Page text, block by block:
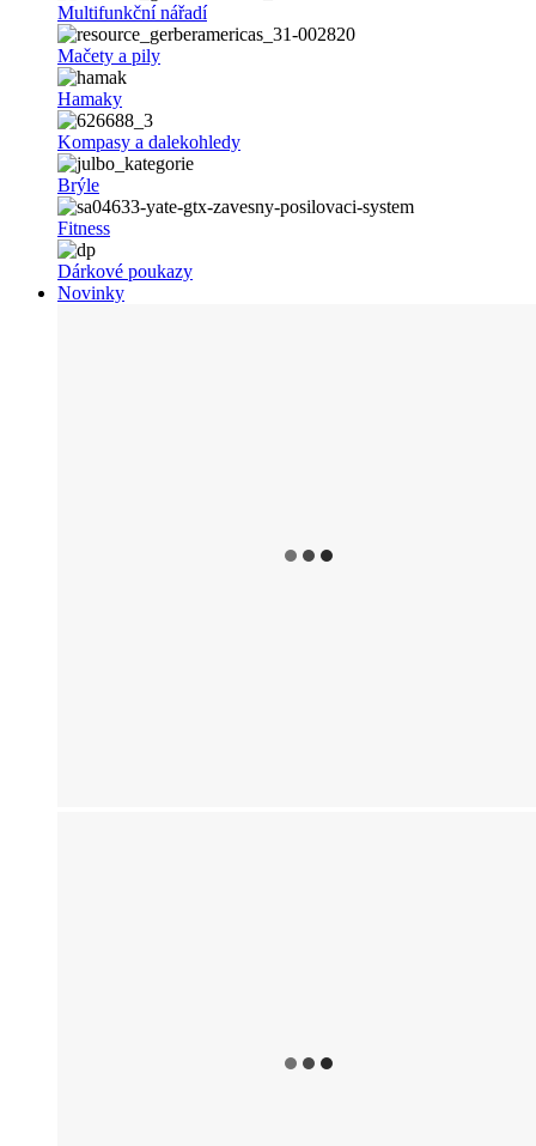
Multifunkční nářadí
Mačety a pily
Hamaky
Kompasy a dalekohledy
Brýle
Fitness
Dárkové poukazy
Novinky